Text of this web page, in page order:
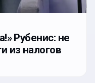
Рубенис: не
из налогов